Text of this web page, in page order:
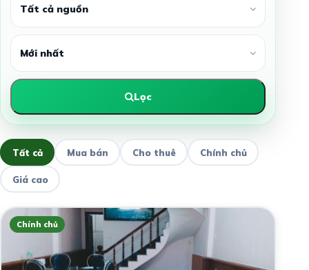
Lọc
Tất cả Mua bán Cho thuê Chính chủ
Giá cao
Chính chủ